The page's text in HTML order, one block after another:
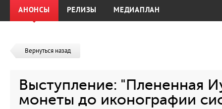
АНОНСЫ РЕЛИЗЫ МЕДИАПЛАН
Вернуться назад
Выступление: "Плененная
монеты до иконографии